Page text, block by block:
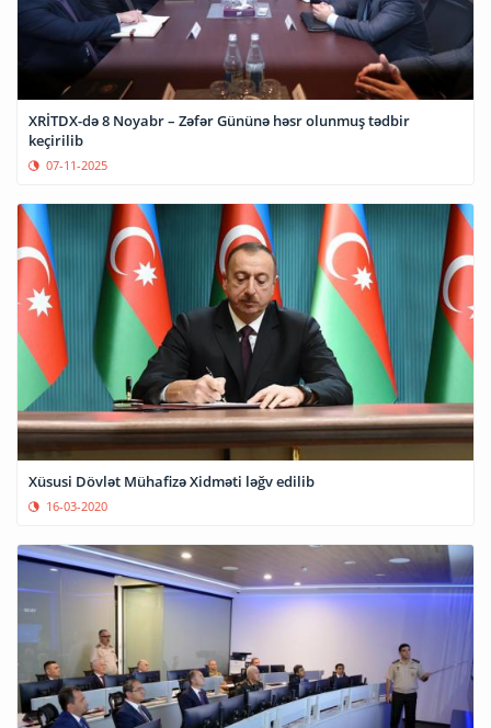
XRİTDX-də 8 Noyabr – Zəfər Gününə həsr olunmuş tədbir
keçirilib
07-11-2025
Xüsusi Dövlət Mühafizə Xidməti ləğv edilib
16-03-2020